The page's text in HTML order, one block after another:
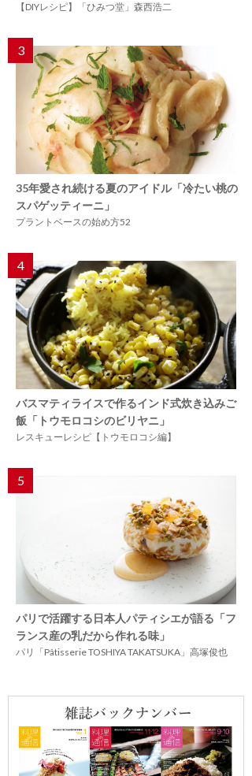
【DIYレシピ】「ひみつ堂」森西浩二
3
35年愛され続ける夏のアイドル「冷たい桃の
スパゲッティーニ」
プラントベースの始め方52
4
バスマティライスで作るインド式炊き込みご
飯「トウモロコシのビリヤニ」
レスキューレシピ【トウモロコシ編】
5
パリで活躍する日本人パティシエが語る「フ
ランス産の乳だから作れる味」
パリ「Pâtisserie TOSHIYA TAKATSUKA」高塚俊也